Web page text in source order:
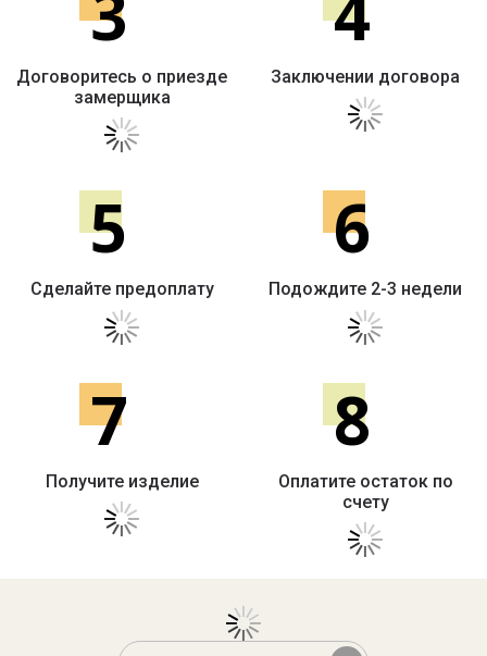
Договоритесь о приезде
замерщика
Заключении договора
5
Сделайте предоплату
6
Подождите 2-3 недели
7
Получите изделие
8
Оплатите остаток по
счету